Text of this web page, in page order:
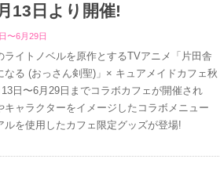
13日より開催!
〜6月29日
ライトノベルを原作とするTVアニメ「片田舎
なる (おっさん剣聖)」× キュアメイドカフェ秋
日〜6月29日までコラボカフェが開催され
キャラクターをイメージしたコラボメニュー
ルを使用したカフェ限定グッズが登場!